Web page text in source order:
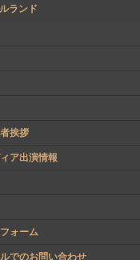
ランド
挨拶
ア出演情報
ォーム
でのお問い合わせ